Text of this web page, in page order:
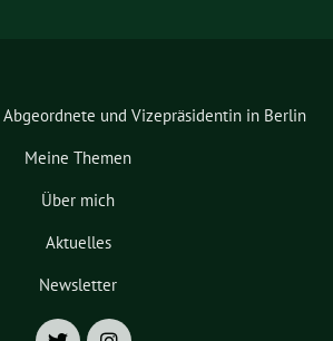
Abgeordnete und Vizepräsidentin in Berlin
Meine Themen
Über mich
Aktuelles
Newsletter